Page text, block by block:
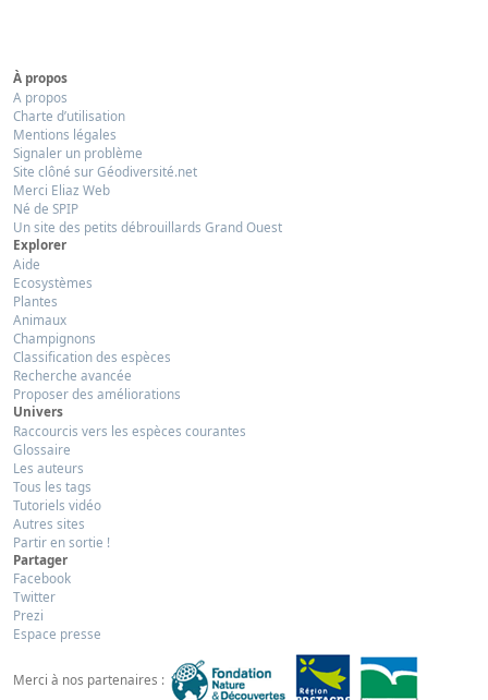
À propos
A propos
Charte d’utilisation
Mentions légales
Signaler un problème
Site clôné sur Géodiversité.net
Merci Eliaz Web
Né de SPIP
Un site des petits débrouillards Grand Ouest
Explorer
Aide
Ecosystèmes
Plantes
Animaux
Champignons
Classification des espèces
Recherche avancée
Proposer des améliorations
Univers
Raccourcis vers les espèces courantes
Glossaire
Les auteurs
Tous les tags
Tutoriels vidéo
Autres sites
Partir en sortie !
Partager
Facebook
Twitter
Prezi
Espace presse
Merci à nos partenaires :